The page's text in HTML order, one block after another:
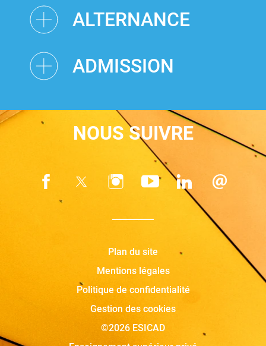
ALTERNANCE
ADMISSION
NOUS SUIVRE
Plan du site
Mentions légales
Politique de confidentialité
Gestion des cookies
©2026 ESICAD